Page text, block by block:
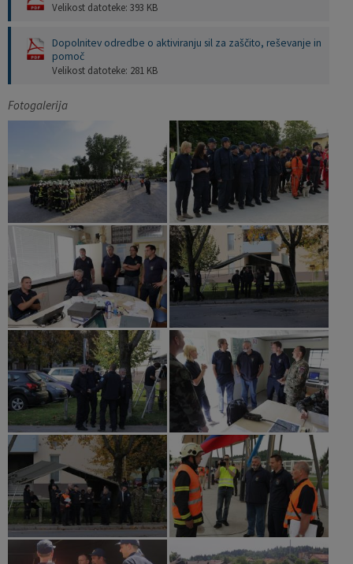
Velikost datoteke: 393 KB
Dopolnitev odredbe o aktiviranju sil za zaščito, reševanje in
pomoč
Velikost datoteke: 281 KB
Fotogalerija